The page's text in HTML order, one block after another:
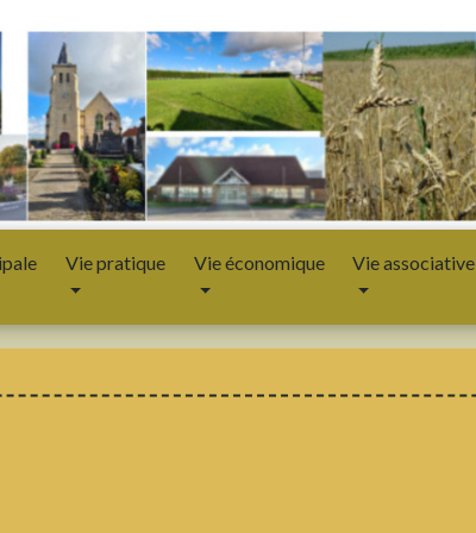
Vie pratique Vie économique Vie associative